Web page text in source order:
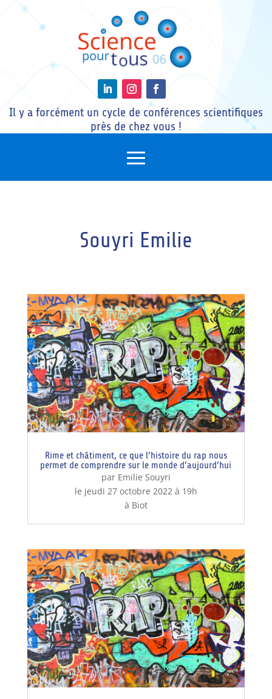
Il y a forcément un cycle de conférences scientifiques
près de chez vous !
Souyri Emilie
Rime et châtiment, ce que l’histoire du rap nous
permet de comprendre sur le monde d’aujourd’hui
par Emilie Souyri
le jeudi 27 octobre 2022 à 19h
à Biot